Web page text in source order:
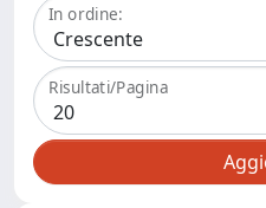
In ordine:
Risultati/Pagina